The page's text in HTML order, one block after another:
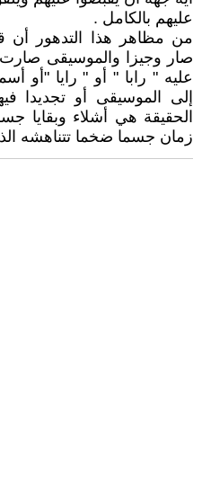
عليهم بالكامل .
من مظاهر هذا التدهور أن
صار وجيزا والموسيقى صارت
عليه " رابا " أو " رايا "أو
إلى الموسيقى أو تجديدا
الحقيقة هي أشلاء وبقايا
زمان جسما ضخما تتناهشه